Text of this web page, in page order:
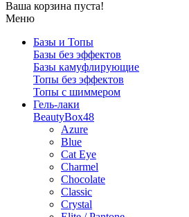
Ваша корзина пуста!
Меню
Базы и Топы
Базы без эффектов
Базы камуфлирующие
Топы без эффектов
Топы с шиммером
Гель-лаки
BeautyBox48
Azure
Blue
Cat Eye
Charmel
Chocolate
Classic
Crystal